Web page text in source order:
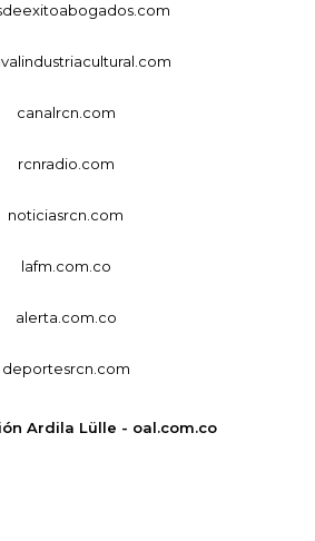
canalrcn.com
rcnradio.com
noticiasrcn.com
lafm.com.co
alerta.com.co
deportesrcn.com
Ardila Lülle - oal.com.co